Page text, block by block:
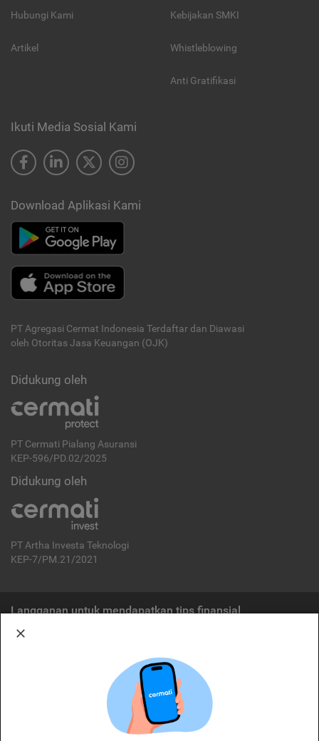
Hubungi Kami
Artikel
Kebijakan SMKI
Whistleblowing
Anti Gratifikasi
Ikuti Media Sosial Kami
Download Aplikasi Kami
PT Agregasi Cermat Indonesia Terdaftar dan Diawasi
oleh Otoritas Jasa Keuangan (OJK)
Didukung oleh
PT Cermati Pialang Asuransi
KEP-596/PD.02/2025
Didukung oleh
PT Artha Investa Teknologi
KEP-7/PM.21/2021
Langganan untuk mendapatkan tips finansial
Cermati merupakan penyelenggara agregasi jasa keuangan yang terdaftar di
OJK. Oleh karena itu, produk dan/atau layanan jasa keuangan yang
ditawarkan bukan merupakan produk dan/atau layanan jasa keuangan yang
diterbitkan oleh Cermati dan Cermati tidak bertanggung jawab atas tuntutan